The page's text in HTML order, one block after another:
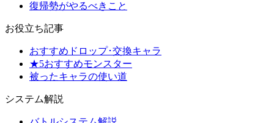
復帰勢がやるべきこと
お役立ち記事
おすすめドロップ･交換キャラ
★5おすすめモンスター
被ったキャラの使い道
システム解説